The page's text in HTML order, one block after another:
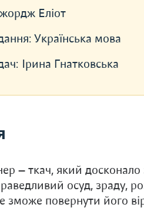
Еліот
Українська мова
Ірина Гнатковська
— ткач, який
осуд, зраду,
зможе повернути його